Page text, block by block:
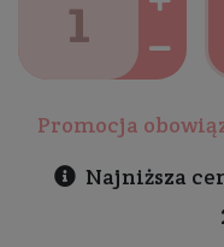
Promocja
Najniższa